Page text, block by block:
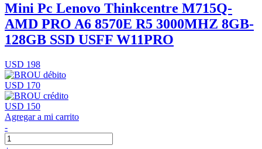
Mini Pc Lenovo Thinkcentre M715Q-
AMD PRO A6 8570E R5 3000MHZ 8GB-
128GB SSD USFF W11PRO
USD 198
USD 170
USD 150
Agregar a mi carrito
-